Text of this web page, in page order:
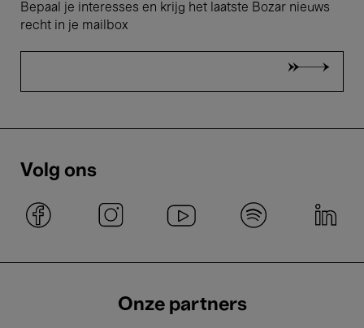
Bepaal je interesses en krijg het laatste Bozar nieuws
recht in je mailbox
Volg ons
Onze partners